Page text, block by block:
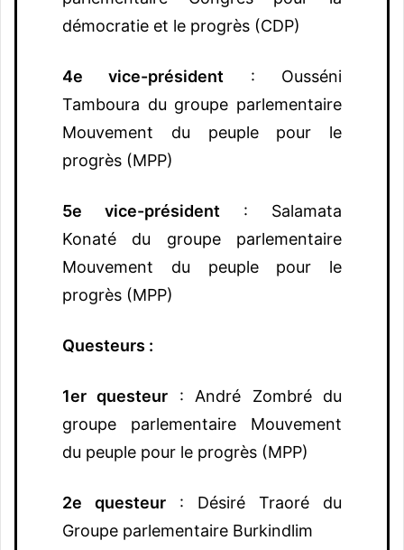
démocratie et le progrès (CDP)
4e vice-président : Ousséni
Tamboura du groupe parlementaire
Mouvement du peuple pour le
progrès (MPP)
5e vice-président : Salamata
Konaté du groupe parlementaire
Mouvement du peuple pour le
progrès (MPP)
Questeurs :
1er questeur : André Zombré du
groupe parlementaire Mouvement
du peuple pour le progrès (MPP)
2e questeur : Désiré Traoré du
Groupe parlementaire Burkindlim